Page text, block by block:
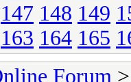
147 148 149
163 164 165
Forum